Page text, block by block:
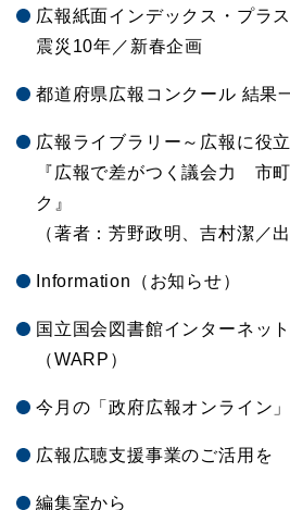
広報紙面インデックス・プラス
震災10年／新春企画
都道府県広報コンクール 結果
広報ライブラリー～広報に役
『広報で差がつく議会力 市
ク』
（著者：芳野政明、吉村潔／
Information（お知らせ）
国立国会図書館インターネッ
（WARP）
今月の「政府広報オンライン」
広報広聴支援事業のご活用を
編集室から